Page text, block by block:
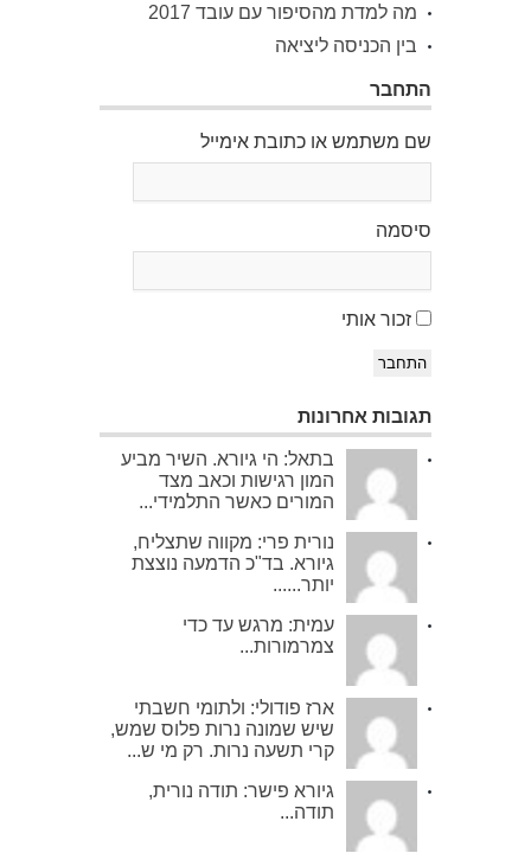
מה למדת מהסיפור עם עובד 2017
בין הכניסה ליציאה
התחבר
שם משתמש או כתובת אימייל
סיסמה
זכור אותי
התחבר
תגובות אחרונות
בתאל: הי גיורא. השיר מביע
המון רגישות וכאב מצד
המורים כאשר התלמידי...
נורית פרי: מקווה שתצליח,
גיורא. בד"כ הדמעה נוצצת
יותר......
עמית: מרגש עד כדי
צמרמורות...
ארז פודולי: ולתומי חשבתי
שיש שמונה נרות פלוס שמש,
קרי תשעה נרות. רק מי ש...
גיורא פישר: תודה נורית,
תודה...